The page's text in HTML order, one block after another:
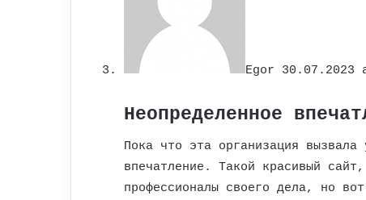
Egor 30.07.2023
Неопределенное
Пока что эта организация
впечатление. Такой красивый
профессионалы своего дела, но